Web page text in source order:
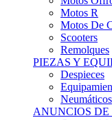
Motos R
Motos De
Scooters
Remolques
PIEZAS Y
Despieces
Neumáticos
ANUNCIOS DE